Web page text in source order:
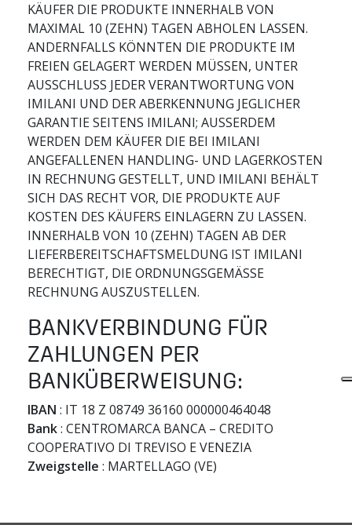
KÄUFER DIE PRODUKTE INNERHALB VON
MAXIMAL 10 (ZEHN) TAGEN ABHOLEN LASSEN.
ANDERNFALLS KÖNNTEN DIE PRODUKTE IM
FREIEN GELAGERT WERDEN MÜSSEN, UNTER
AUSSCHLUSS JEDER VERANTWORTUNG VON
IMILANI UND DER ABERKENNUNG JEGLICHER
GARANTIE SEITENS IMILANI; AUSSERDEM
WERDEN DEM KÄUFER DIE BEI IMILANI
ANGEFALLENEN HANDLING- UND LAGERKOSTEN
IN RECHNUNG GESTELLT, UND IMILANI BEHÄLT
SICH DAS RECHT VOR, DIE PRODUKTE AUF
KOSTEN DES KÄUFERS EINLAGERN ZU LASSEN.
INNERHALB VON 10 (ZEHN) TAGEN AB DER
LIEFERBEREITSCHAFTSMELDUNG IST IMILANI
BERECHTIGT, DIE ORDNUNGSGEMÄSSE
RECHNUNG AUSZUSTELLEN.
BANKVERBINDUNG FÜR
ZAHLUNGEN PER
BANKÜBERWEISUNG:
IBAN : IT 18 Z 08749 36160 000000464048
Bank: CENTROMARCA BANCA – CREDITO
COOPERATIVO DI TREVISO E VENEZIA
Zweigstelle : MARTELLAGO (VE)